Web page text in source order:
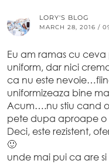
LORY'S BLOG
MARCH 28, 2016 /
Eu am ramas cu
uniform, dar nici
ca nu este
uniformizeaza bine
Acum….nu stiu cand
pete dupa aproape o
Deci, este rezistent,
🙂
unde mai pui ca are